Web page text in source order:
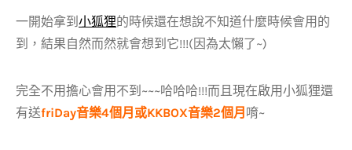
一開始拿到 小狐狸的時候還在想說不知道什麼時候會用的
到，結果自然而然就會想到它!!!(因為太懶了~)
完全不用擔心會用不到~~~哈哈哈!!!而且現在啟用小狐狸還
有送friDay音樂4個月或KKBOX音樂2個月 唷~